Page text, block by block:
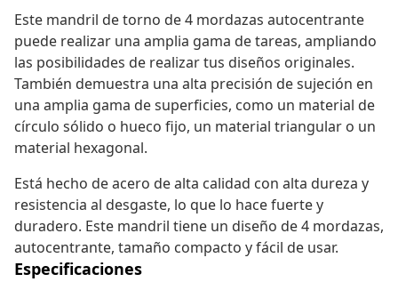
Este mandril de torno de 4 mordazas autocentrante
puede realizar una amplia gama de tareas, ampliando
las posibilidades de realizar tus diseños originales.
También demuestra una alta precisión de sujeción en
una amplia gama de superficies, como un material de
círculo sólido o hueco fijo, un material triangular o un
material hexagonal.
Está hecho de acero de alta calidad con alta dureza y
resistencia al desgaste, lo que lo hace fuerte y
duradero. Este mandril tiene un diseño de 4 mordazas,
autocentrante, tamaño compacto y fácil de usar.
Especificaciones